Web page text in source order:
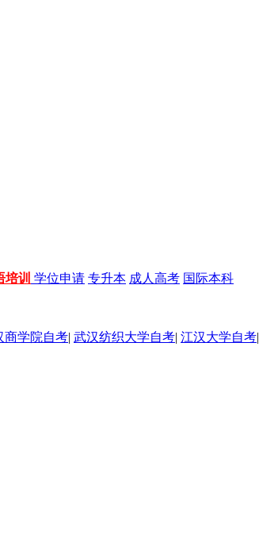
训 学位申请 专升本 成人高考 国际本科
商学院自考| 武汉纺织大学自考| 江汉大学自考|